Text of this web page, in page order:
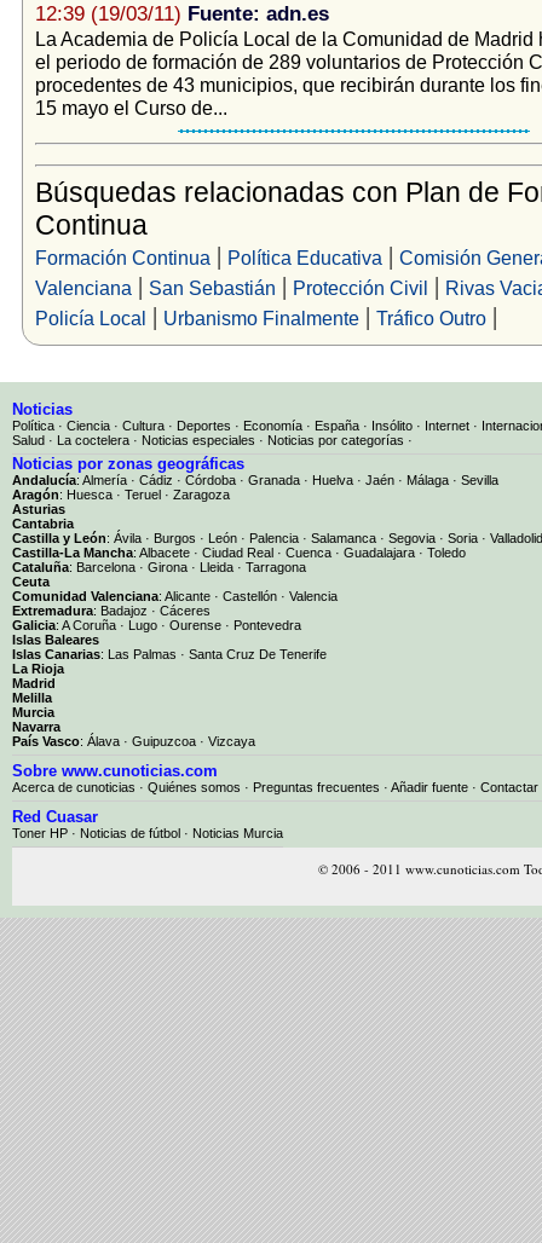
12:39 (19/03/11) Fuente: adn.es
La Academia de Policía Local de la Comunidad de Madrid
el periodo de formación de 289 voluntarios de Protección
procedentes de 43 municipios, que recibirán durante los
15 mayo el Curso de...
Búsquedas relacionadas con Plan de
Continua
Formación Continua | Política Educativa | Comisión
Valenciana | San Sebastián | Protección Civil | Rivas
Policía Local | Urbanismo Finalmente| Tráfico Outro|
Noticias
Política · Ciencia · Cultura · Deportes · Economía · España · Insólito · Internet ·
Salud · La coctelera · Noticias especiales · Noticias por categorías ·
Noticias por zonas geográficas
Andalucía: Almería · Cádiz · Córdoba · Granada · Huelva · Jaén · Málaga · Sevilla
Aragón: Huesca · Teruel · Zaragoza
Asturias
Cantabria
Castilla y León: Ávila · Burgos · León · Palencia · Salamanca · Segovia · Soria · Valladolid
Castilla-La Mancha: Albacete · Ciudad Real · Cuenca · Guadalajara · Toledo
Cataluña: Barcelona · Girona · Lleida · Tarragona
Ceuta
Comunidad Valenciana: Alicante · Castellón · Valencia
Extremadura: Badajoz · Cáceres
Galicia: A Coruña · Lugo · Ourense · Pontevedra
Islas Baleares
Islas Canarias: Las Palmas · Santa Cruz De Tenerife
La Rioja
Madrid
Melilla
Murcia
Navarra
País Vasco: Álava · Guipuzcoa · Vizcaya
Sobre www.cunoticias.com
Acerca de cunoticias · Quiénes somos · Preguntas frecuentes · Añadir fuente · Contactar
Red Cuasar
Toner HP · Noticias de fútbol · Noticias Murcia
© 2006 - 2011 www.cunoticias.com